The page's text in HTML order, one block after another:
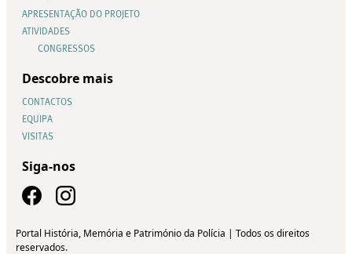
APRESENTAÇÃO DO PROJETO
ATIVIDADES
CONGRESSOS
Descobre mais
CONTACTOS
EQUIPA
VISITAS
Siga-nos
Portal História, Memória e Património da Polícia | Todos os direitos
reservados.